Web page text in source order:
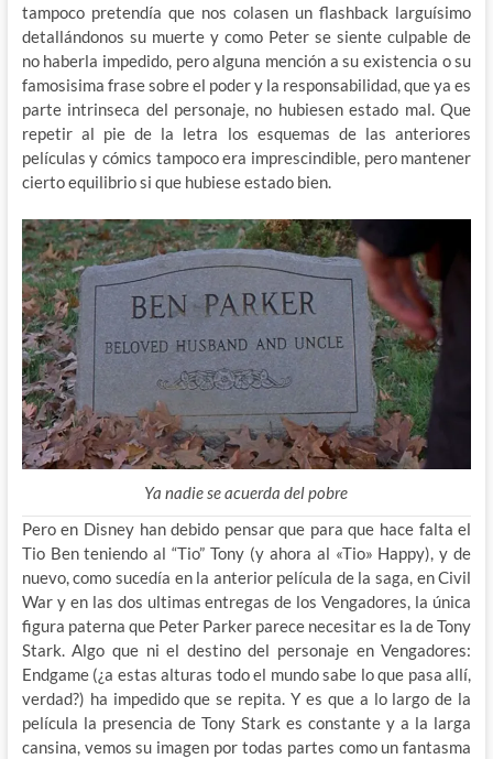
tampoco pretendía que nos colasen un flashback larguísimo
detallándonos su muerte y como Peter se siente culpable de
no haberla impedido, pero alguna mención a su existencia o su
famosisima frase sobre el poder y la responsabilidad, que ya es
parte intrinseca del personaje, no hubiesen estado mal. Que
repetir al pie de la letra los esquemas de las anteriores
películas y cómics tampoco era imprescindible, pero mantener
cierto equilibrio si que hubiese estado bien.
Ya nadie se acuerda del pobre
Pero en Disney han debido pensar que para que hace falta el
Tio Ben teniendo al “Tio” Tony (y ahora al «Tio» Happy), y de
nuevo, como sucedía en la anterior película de la saga, en Civil
War y en las dos ultimas entregas de los Vengadores, la única
figura paterna que Peter Parker parece necesitar es la de Tony
Stark. Algo que ni el destino del personaje en Vengadores:
Endgame (¿a estas alturas todo el mundo sabe lo que pasa allí,
verdad?) ha impedido que se repita. Y es que a lo largo de la
película la presencia de Tony Stark es constante y a la larga
cansina, vemos su imagen por todas partes como un fantasma